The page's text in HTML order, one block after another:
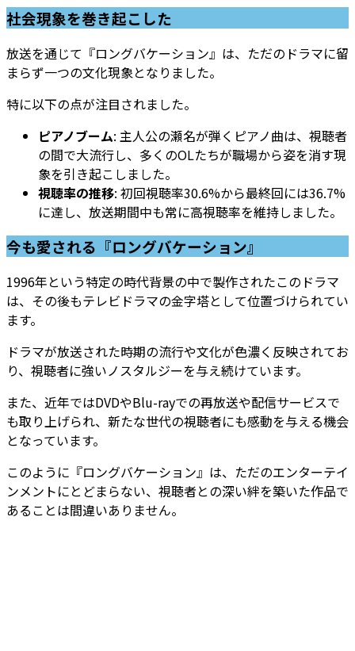
社会現象を巻き起こした
放送を通じて『ロングバケーション』は、ただのドラマに留
まらず一つの文化現象となりました。
特に以下の点が注目されました。
ピアノブーム: 主人公の瀬名が弾くピアノ曲は、視聴者
の間で大流行し、多くのOLたちが職場から姿を消す現
象を引き起こしました。
視聴率の推移: 初回視聴率30.6%から最終回には36.7%
に達し、放送期間中も常に高視聴率を維持しました。
今も愛される『ロングバケーション』
1996年という特定の時代背景の中で製作されたこのドラマ
は、その後もテレビドラマの金字塔として位置づけられてい
ます。
ドラマが放送された時期の流行や文化が色濃く反映されてお
り、視聴者に強いノスタルジーを与え続けています。
また、近年ではDVDやBlu-rayでの再放送や配信サービスで
も取り上げられ、新たな世代の視聴者にも感動を与える機会
となっています。
このように『ロングバケーション』は、ただのエンターテイ
ンメントにとどまらない、視聴者との深い絆を築いた作品で
あることは間違いありません。